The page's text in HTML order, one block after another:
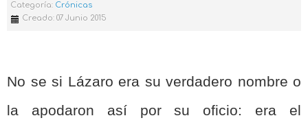
Categoría: Crónicas
Creado: 07 Junio 2015
No se si Lázaro era su verdadero nombre o
la apodaron así por su oficio: era el